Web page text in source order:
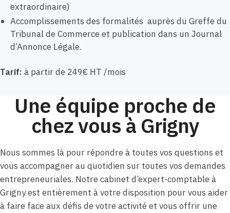
extraordinaire)
Accomplissements des formalités auprès du Greffe du
Tribunal de Commerce et publication dans un Journal
d’Annonce Légale.
Tarif: à partir de 249€ HT /mois
Une équipe proche de
chez vous à Grigny
Nous sommes là pour répondre à toutes vos questions et
vous accompagner au quotidien sur toutes vos demandes
entrepreneuriales. Notre cabinet d’expert-comptable à
Grigny est entièrement à votre disposition pour vous aider
à faire face aux défis de votre activité et vous offrir une